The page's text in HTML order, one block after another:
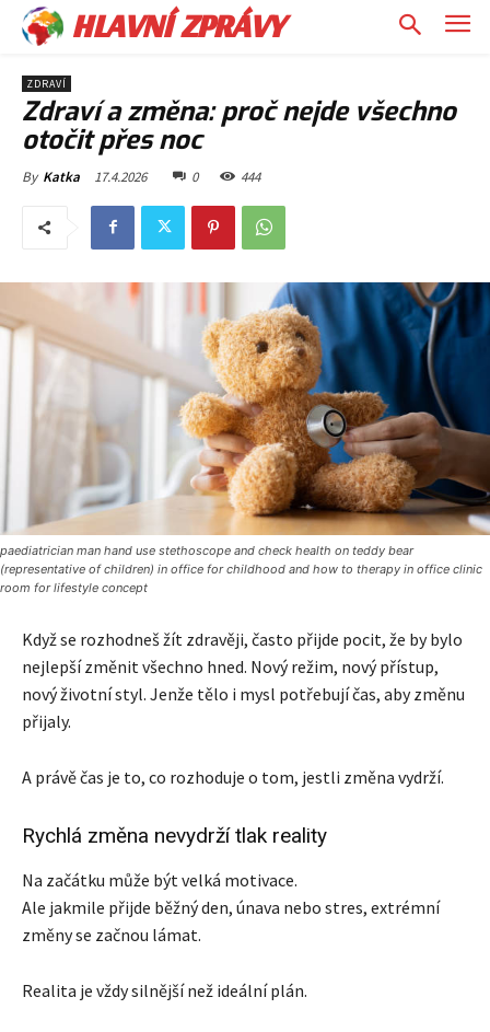
HLAVNÍ ZPRÁVY
ZDRAVÍ
Zdraví a změna: proč nejde všechno
otočit přes noc
By Katka 17.4.2026 0 444
paediatrician man hand use stethoscope and check health on teddy bear
(representative of children) in office for childhood and how to therapy in office clinic
room for lifestyle concept
Když se rozhodneš žít zdravěji, často přijde pocit, že by bylo
nejlepší změnit všechno hned. Nový režim, nový přístup,
nový životní styl. Jenže tělo i mysl potřebují čas, aby změnu
přijaly.
A právě čas je to, co rozhoduje o tom, jestli změna vydrží.
Rychlá změna nevydrží tlak reality
Na začátku může být velká motivace.
Ale jakmile přijde běžný den, únava nebo stres, extrémní
změny se začnou lámat.
Realita je vždy silnější než ideální plán.